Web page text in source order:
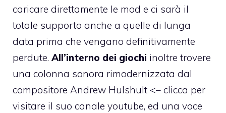
caricare direttamente le mod e ci sarà il
totale supporto anche a quelle di lunga
data prima che vengano definitivamente
perdute. All’interno dei giochi inoltre trovere
una colonna sonora rimodernizzata dal
compositore Andrew Hulshult <– clicca per
visitare il suo canale youtube, ed una voce